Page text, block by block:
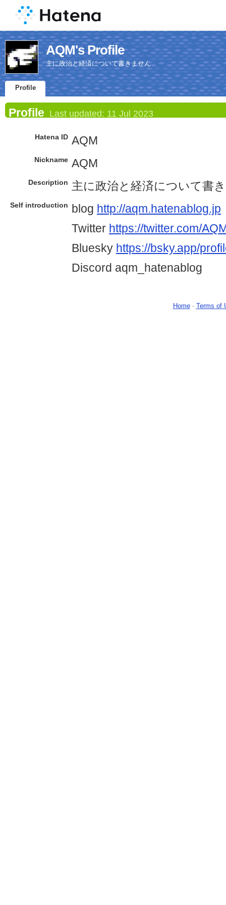
AQM's Profile
主に政治と経済について書きません
Profile
Profile Last updated: 11 Jul 2023
Hatena ID AQM
Nickname AQM
Description 主に政治と経済について書
Self introduction blog http://aqm.hatenablog.jp
Twitter https://twitter.com/
Bluesky https://bsky.app/
Discord aqm_hatenablog
Home- Terms of